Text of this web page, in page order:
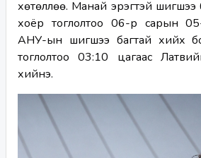
хөтөллөө. Манай эрэгтэй шигшээ
хоёр тоглолтоо 06-р сарын
АНУ-ын шигшээ багтай хийх
тоглолтоо 03:10 цагаас
хийнэ.